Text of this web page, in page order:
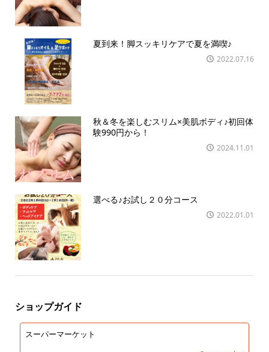
夏到来！脚スッキリケアで夏を満喫♪
2022.07.16
秋＆冬を楽しむスリム×美肌ボディ♪初回体
験990円から！
2024.11.01
選べる♪お試し２０分コース
2022.01.01
ショップガイド
スーパーマーケット